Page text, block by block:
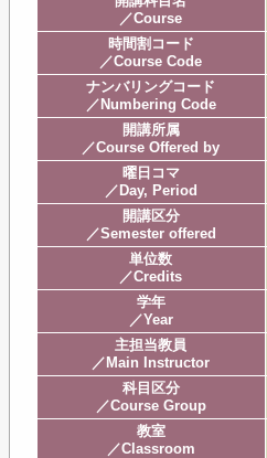
／Course
時間割コード
／Course Code
ナンバリングコード
／Numbering Code
開講所属
／Course Offered by
曜日コマ
／Day, Period
開講区分
／Semester offered
単位数
／Credits
学年
／Year
主担当教員
／Main Instructor
科目区分
／Course Group
教室
／Classroom